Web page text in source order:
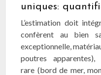
uniques:
L’estimation doit
confèrent au bien
exceptionnelle,
poutres apparentes),
rare (bord de mer,